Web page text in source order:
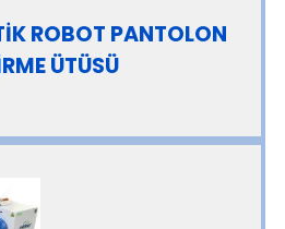
ROBOT PANTOLON
ÜTÜSÜ